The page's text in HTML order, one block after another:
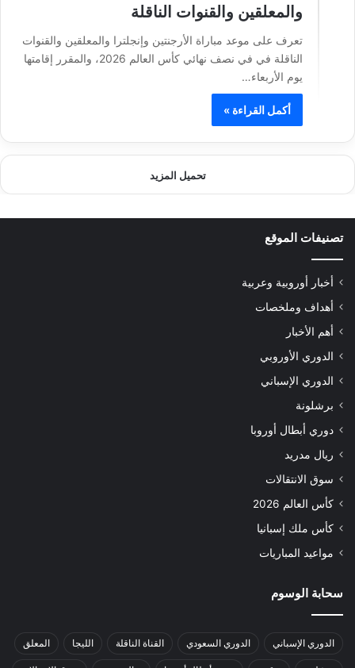
والمعلقين والقنوات الناقلة
تعرف على موعد مباراة الأرجنتين وإنجلترا والمعلقين والقنوات
الناقلة في في نصف نهائي كأس العالم 2026، والمقرر إقامتها
يوم الأربعاء…
أكمل القراءة »
تحميل المزيد
تصنيفات الموقع
أخبار أوروبية وعربية
أهداف وملخصات
أهم الأخبار
الدوري الأوروبي
الدوري الإسباني
برشلونة
دوري أبطال أوروبا
ريال مدريد
سوق الانتقالات
كأس العالم 2026
كأس ملك إسبانيا
مواعيد المباريات
سحابة الوسوم
الدوري الإسباني الدوري السعودي القناة الناقلة الليجا المعلق